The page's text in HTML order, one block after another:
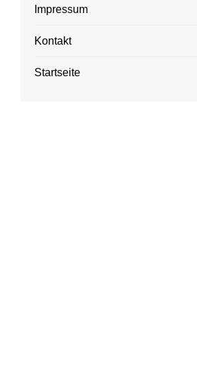
Impressum
Kontakt
Startseite